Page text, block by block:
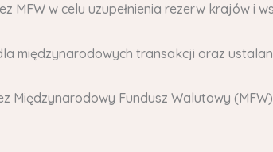
MFW w celu uzupełnienia rezerw krajów i
międzynarodowych transakcji oraz
Międzynarodowy Fundusz Walutowy